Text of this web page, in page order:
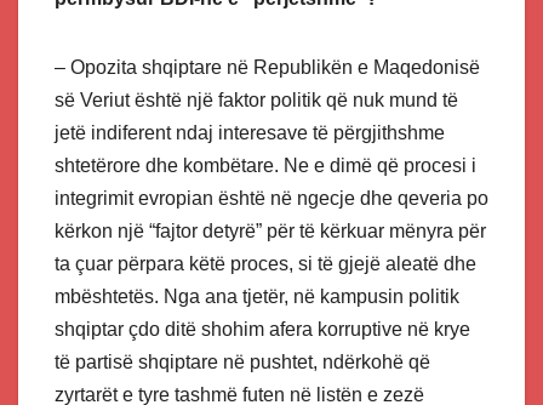
– Opozita shqiptare në Republikën e Maqedonisë
së Veriut është një faktor politik që nuk mund të
jetë indiferent ndaj interesave të përgjithshme
shtetërore dhe kombëtare. Ne e dimë që procesi i
integrimit evropian është në ngecje dhe qeveria po
kërkon një “fajtor detyrë” për të kërkuar mënyra për
ta çuar përpara këtë proces, si të gjejë aleatë dhe
mbështetës. Nga ana tjetër, në kampusin politik
shqiptar çdo ditë shohim afera korruptive në krye
të partisë shqiptare në pushtet, ndërkohë që
zyrtarët e tyre tashmë futen në listën e zezë